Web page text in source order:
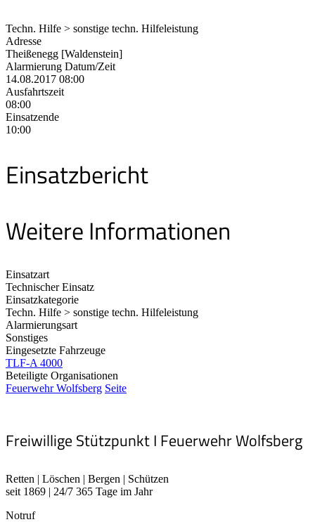
Techn. Hilfe > sonstige techn. Hilfeleistung
Adresse
Theißenegg [Waldenstein]
Alarmierung Datum/Zeit
14.08.2017 08:00
Ausfahrtszeit
08:00
Einsatzende
10:00
Einsatzbericht
Weitere Informationen
Einsatzart
Technischer Einsatz
Einsatzkategorie
Techn. Hilfe > sonstige techn. Hilfeleistung
Alarmierungsart
Sonstiges
Eingesetzte Fahrzeuge
TLF-A 4000
Beteiligte Organisationen
Feuerwehr Wolfsberg Seite
Freiwillige Stützpunkt I Feuerwehr Wolfsberg
Retten | Löschen | Bergen | Schützen
seit 1869 | 24/7 365 Tage im Jahr
Notruf